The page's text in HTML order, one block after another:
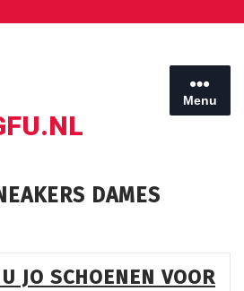
Menu
DAMES
JO SCHOENEN VOOR